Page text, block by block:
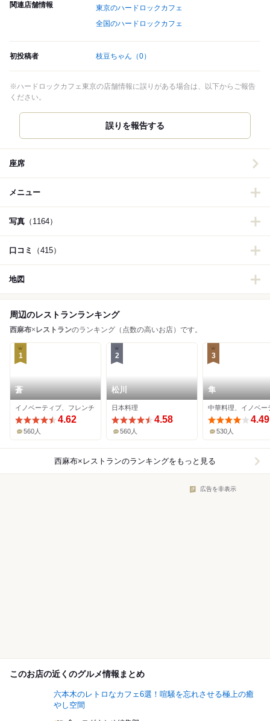
関連店舗情報
東京のハードロックカフェ
全国のハードロックカフェ
初投稿者 枝豆ちゃん （0）
※ハードロックカフェ東京の店舗情報に誤りがある場合は、以下からご報告
ください。
誤りを報告する
座席
メニュー
写真 （1164）
口コミ （415）
地図
周辺のレストランランキング
西麻布× レストランのランキング（点数の高いお店）です。
1
蒼
イノベーティブ、フレンチ
4.62
560人
2
松川
日本料理
4.58
560人
3
隼
中華料理、イノベー
4.49
530人
西麻布×レストランのランキングをもっと見る
広告を非表示
このお店の近くのグルメ情報まとめ
六本木のレトロなカフェ6選！喧騒を忘れさせる極上の癒
やし空間